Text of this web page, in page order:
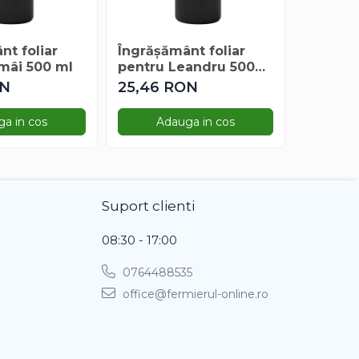
foliar
500 ml
in cos
Îngrășământ foliar
pentru Leandru 500
ml
25,46 RON
Adauga in cos
Suport clienti
08:30 - 17:00
0764488535
office@fermierul-online.ro